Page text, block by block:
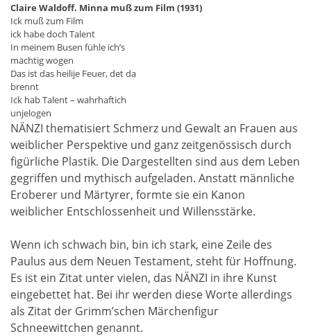
Claire Waldoff. Minna muß zum Film (1931)
Ick muß zum Film
ick habe doch Talent
In meinem Busen fühle ich’s
mächtig wogen
Das ist das heilije Feuer, det da
brennt
Ick hab Talent – wahrhaftich
unjelogen
NÄNZI thematisiert Schmerz und Gewalt an Frauen aus
weiblicher Perspektive und ganz zeitgenössisch durch
figürliche Plastik. Die Dargestellten sind aus dem Leben
gegriffen und mythisch aufgeladen. Anstatt männliche
Eroberer und Märtyrer, formte sie ein Kanon
weiblicher Entschlossenheit und Willensstärke.
Wenn ich schwach bin, bin ich stark, eine Zeile des
Paulus aus dem Neuen Testament, steht für Hoffnung.
Es ist ein Zitat unter vielen, das NÄNZI in ihre Kunst
eingebettet hat. Bei ihr werden diese Worte allerdings
als Zitat der Grimm’schen Märchenfigur
Schneewittchen genannt.